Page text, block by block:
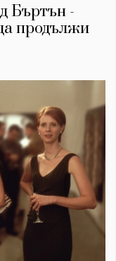
Бъртън -
продължи